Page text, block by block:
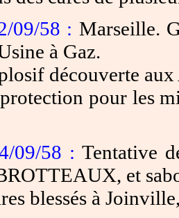
09/58 : Marseille.
à Gaz.
découverte aux
pour les
09/58 : Tentative
et
blessés à